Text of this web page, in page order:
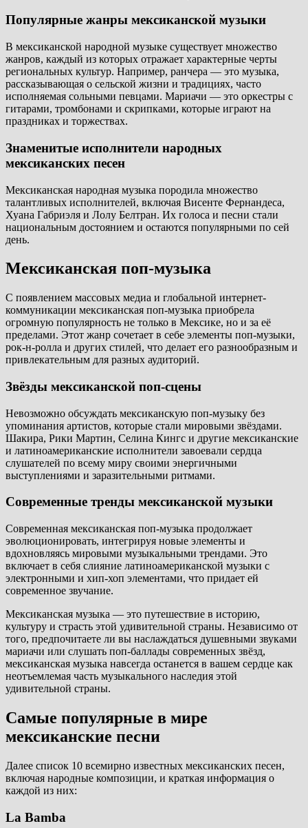
Популярные жанры мексиканской музыки
В мексиканской народной музыке существует множество
жанров, каждый из которых отражает характерные черты
региональных культур. Например, ранчера — это музыка,
рассказывающая о сельской жизни и традициях, часто
исполняемая сольными певцами. Мариачи — это оркестры с
гитарами, тромбонами и скрипками, которые играют на
праздниках и торжествах.
Знаменитые исполнители народных
мексиканских песен
Мексиканская народная музыка породила множество
талантливых исполнителей, включая Висенте Фернандеса,
Хуана Габриэля и Лолу Белтран. Их голоса и песни стали
национальным достоянием и остаются популярными по сей
день.
Мексиканская поп-музыка
С появлением массовых медиа и глобальной интернет-
коммуникации мексиканская поп-музыка приобрела
огромную популярность не только в Мексике, но и за её
пределами. Этот жанр сочетает в себе элементы поп-музыки,
рок-н-ролла и других стилей, что делает его разнообразным и
привлекательным для разных аудиторий.
Звёзды мексиканской поп-сцены
Невозможно обсуждать мексиканскую поп-музыку без
упоминания артистов, которые стали мировыми звёздами.
Шакира, Рики Мартин, Селина Кингс и другие мексиканские
и латиноамериканские исполнители завоевали сердца
слушателей по всему миру своими энергичными
выступлениями и заразительными ритмами.
Современные тренды мексиканской музыки
Современная мексиканская поп-музыка продолжает
эволюционировать, интегрируя новые элементы и
вдохновляясь мировыми музыкальными трендами. Это
включает в себя слияние латиноамериканской музыки с
электронными и хип-хоп элементами, что придает ей
современное звучание.
Мексиканская музыка — это путешествие в историю,
культуру и страсть этой удивительной страны. Независимо от
того, предпочитаете ли вы наслаждаться душевными звуками
мариачи или слушать поп-баллады современных звёзд,
мексиканская музыка навсегда останется в вашем сердце как
неотъемлемая часть музыкального наследия этой
удивительной страны.
Самые популярные в мире
мексиканские песни
Далее список 10 всемирно известных мексиканских песен,
включая народные композиции, и краткая информация о
каждой из них:
La Bamba